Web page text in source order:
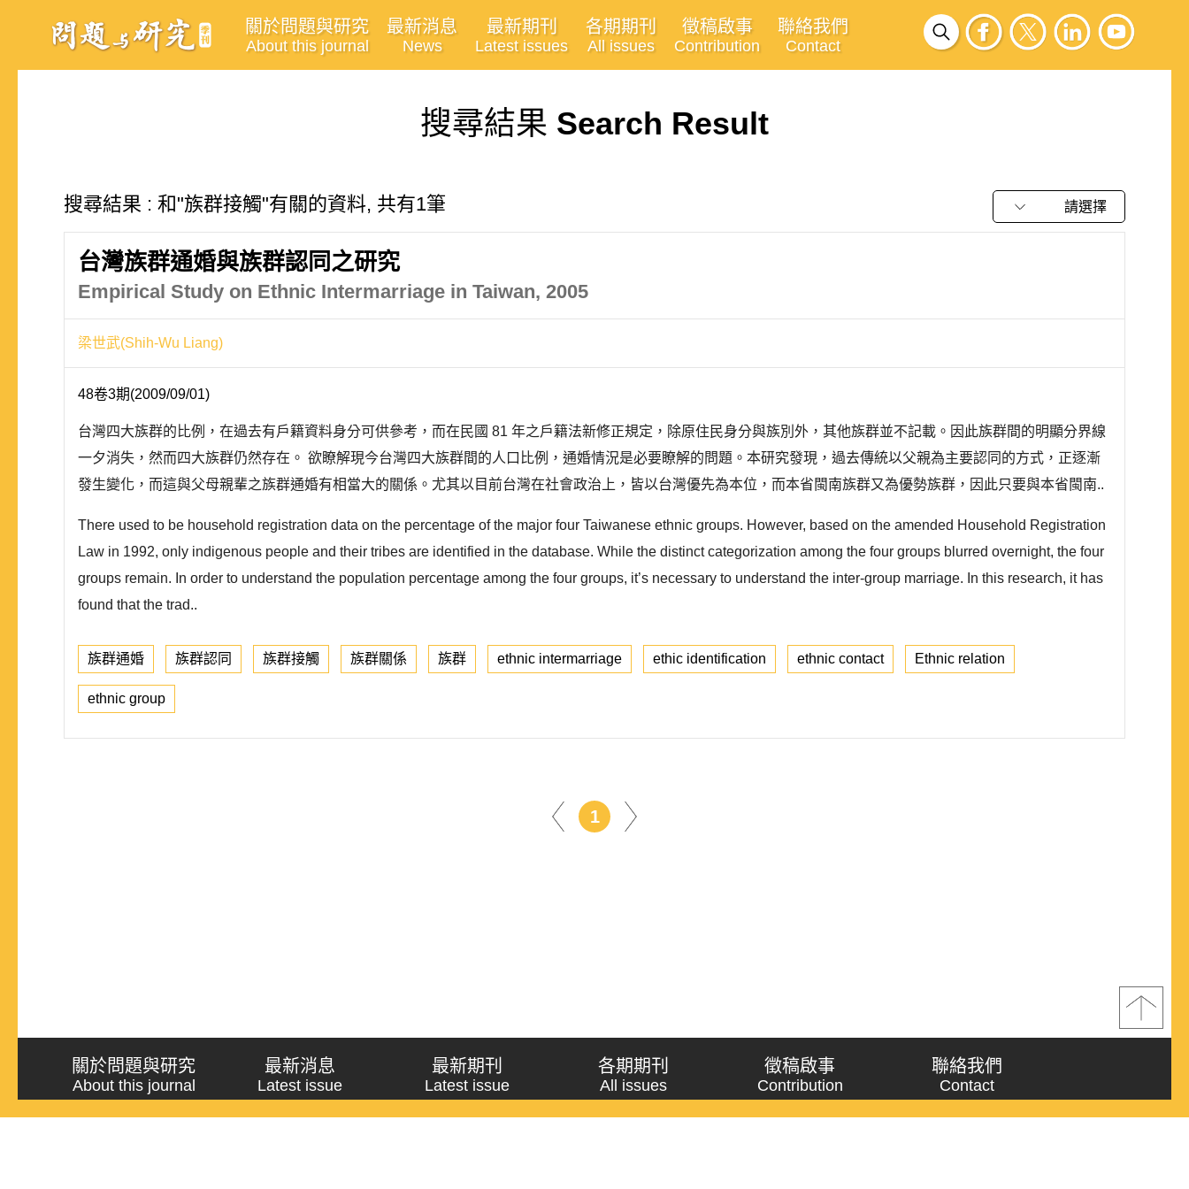
關於問題與研究
About this journal
最新消息
News
最新期刊
Latest issues
各期期刊
All issues
徵稿啟事
Contribution
聯絡我們
Contact
搜尋結果 Search Result
搜尋結果 : 和"族群接觸"有關的資料, 共有1筆 請選擇
台灣族群通婚與族群認同之研究
Empirical Study on Ethnic Intermarriage in Taiwan, 2005
梁世武(Shih-Wu Liang)
48卷3期(2009/09/01)
台灣四大族群的比例，在過去有戶籍資料身分可供參考，而在民國 81 年之戶籍法新修正規定，除原住民身分與族別外，其他族群並不記載。因此族群間的明顯分界線
一夕消失，然而四大族群仍然存在。 欲瞭解現今台灣四大族群間的人口比例，通婚情況是必要瞭解的問題。本研究發現，過去傳統以父親為主要認同的方式，正逐漸
發生變化，而這與父母親輩之族群通婚有相當大的關係。尤其以目前台灣在社會政治上，皆以台灣優先為本位，而本省閩南族群又為優勢族群，因此只要與本省閩南..
There used to be household registration data on the percentage of the major four Taiwanese ethnic groups. However, based on the amended Household Registration
Law in 1992, only indigenous people and their tribes are identified in the database. While the distinct categorization among the four groups blurred overnight, the four
groups remain. In order to understand the population percentage among the four groups, it’s necessary to understand the inter-group marriage. In this research, it has
found that the trad..
族群通婚 族群認同 族群接觸 族群關係 族群 ethnic intermarriage ethic identification ethnic contact Ethnic relation
ethnic group
1
關於問題與研究
About this journal
最新消息
Latest issue
最新期刊
Latest issue
各期期刊
All issues
徵稿啟事
Contribution
聯絡我們
Contact